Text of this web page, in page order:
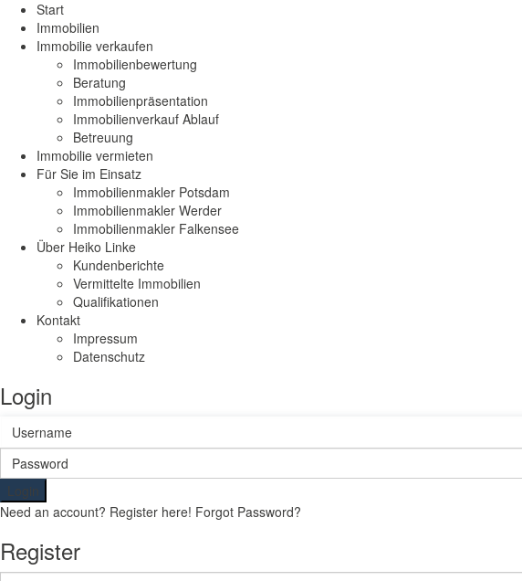
Start
Immobilien
Immobilie verkaufen
Immobilienbewertung
Beratung
Immobilienpräsentation
Immobilienverkauf Ablauf
Betreuung
Immobilie vermieten
Für Sie im Einsatz
Immobilienmakler Potsdam
Immobilienmakler Werder
Immobilienmakler Falkensee
Über Heiko Linke
Kundenberichte
Vermittelte Immobilien
Qualifikationen
Kontakt
Impressum
Datenschutz
Login
Login
Need an account? Register here! Forgot Password?
Register